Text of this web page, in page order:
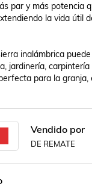
par y más potencia
la vida útil
inalámbrica
jardinería,
para la granja,
Vendido por
DE REMATE